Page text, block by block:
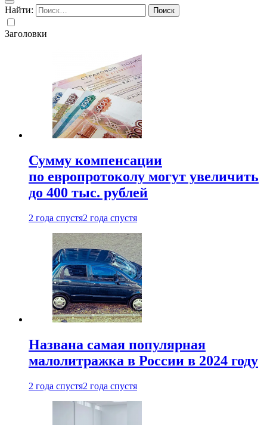
Найти:
Заголовки
Сумму компенсации
по европротоколу могут увеличить
до 400 тыс. рублей
2 года спустя2 года спустя
Названа самая популярная
малолитражка в России в 2024 году
2 года спустя2 года спустя